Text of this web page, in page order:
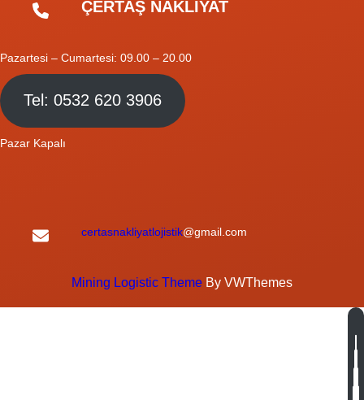
ÇERTAŞ NAKLİYAT
Pazartesi – Cumartesi: 09.00 – 20.00
Tel: 0532 620 3906
Pazar Kapalı
certasnakliyatlojistik@gmail.com
Mining Logistic Theme By VWThemes